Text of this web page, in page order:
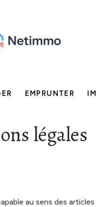
EMPRUNTER
légales
au sens des